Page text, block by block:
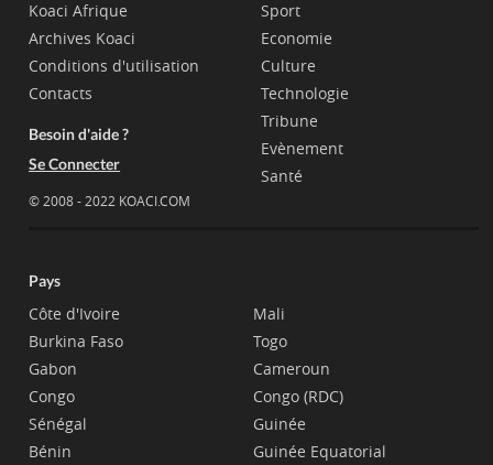
Koaci Afrique
Archives Koaci
Conditions d'utilisation
Contacts
Besoin d'aide ?
Se Connecter
© 2008 - 2022 KOACI.COM
Sport
Economie
Culture
Technologie
Tribune
Evènement
Santé
Pays
Côte d'Ivoire
Burkina Faso
Gabon
Congo
Sénégal
Bénin
Mali
Togo
Cameroun
Congo (RDC)
Guinée
Guinée Equatorial